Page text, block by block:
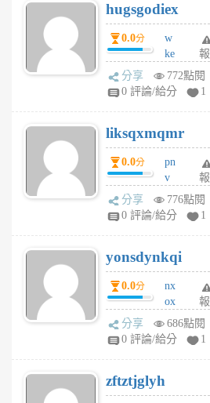
6
個
月
前
hugsgodiex
0.0分
w
ke
rv
pj
6
個
月
前
報
分享
772點閱
0 評論/給分
1
liksqxmqmr
0.0分
pn
v
wt
sv
6
個
月
前
報
分享
776點閱
0 評論/給分
1
yonsdynkqi
0.0分
nx
ox
rh
pe
月
報
分享
686點閱
0 評論/給分
1
zftztjglyh